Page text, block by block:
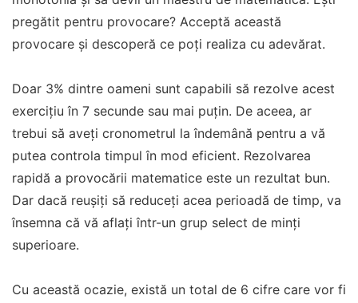
pregătit pentru provocare? Acceptă această
provocare și descoperă ce poți realiza cu adevărat.
Doar 3% dintre oameni sunt capabili să rezolve acest
exercițiu în 7 secunde sau mai puțin. De aceea, ar
trebui să aveți cronometrul la îndemână pentru a vă
putea controla timpul în mod eficient. Rezolvarea
rapidă a provocării matematice este un rezultat bun.
Dar dacă reușiți să reduceți acea perioadă de timp, va
însemna că vă aflați într-un grup select de minți
superioare.
Cu această ocazie, există un total de 6 cifre care vor fi